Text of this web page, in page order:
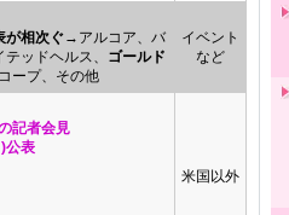
が相次ぐ→アルコア、バ
ッドヘルス、 ゴールド
ープ、その他
イベント
など
記者会見
公表
米国以外